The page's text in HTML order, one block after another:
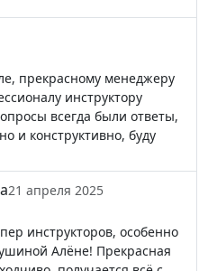
прекрасному менеджеру
инструктору
всегда были ответы,
и конструктивно, буду
21 апреля 2025
инструкторов, особенно
Алёне! Прекрасная